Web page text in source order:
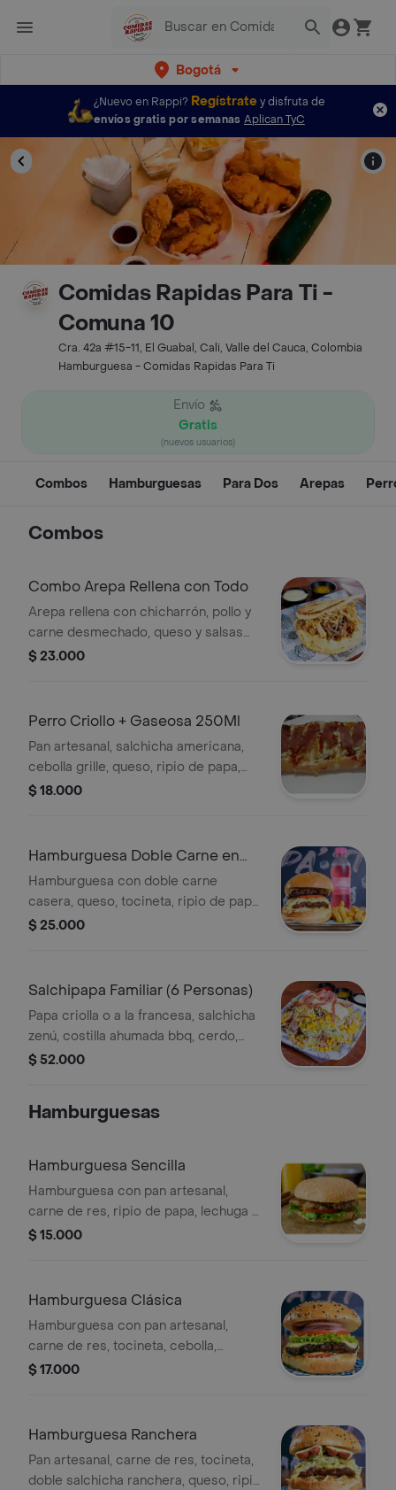
Bogotá
¿Nuevo en Rappi? Regístratey disfruta de
envíos gratis por semanas Aplican TyC
Comidas Rapidas Para Ti -
Comuna 10
Cra. 42a #15-11, El Guabal, Cali, Valle del Cauca, Colombia
Hamburguesa - Comidas Rapidas Para Ti
Envío
Gratis
(nuevos usuarios)
Combos Hamburguesas Para Dos Arepas
Combos
Combo Arepa Rellena con Todo
Arepa rellena con chicharrón, pollo y
carne desmechado, queso y salsas
de la casa . mas 150g papas fritas y
manzana)
$ 23.000
Perro Criollo + Gaseosa 250Ml
Pan artesanal, salchicha americana,
cebolla grille, queso, ripio de papa,
tocineta, y lechuga.
$ 18.000
Hamburguesa Doble Carne en
Combo
Hamburguesa con doble carne
casera, queso, tocineta, ripio de papa,
tomate, lechuga, salsa de tomate y de
$ 25.000
Salchipapa Familiar (6 Personas)
Papa criolla o a la francesa, salchicha
zenú, costilla ahumada bbq, cerdo,
tocineta, filete de pollo, carne de res,
$ 52.000
Hamburguesas
Hamburguesa Sencilla
Hamburguesa con pan artesanal,
carne de res, ripio de papa, lechuga y
tomate.
$ 15.000
Hamburguesa Clásica
Hamburguesa con pan artesanal,
carne de res, tocineta, cebolla,
lechuga, tomate, queso y salsa de la
$ 17.000
Hamburguesa Ranchera
Pan artesanal, carne de res, tocineta,
doble salchicha ranchera, queso, ripio